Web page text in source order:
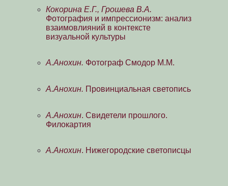
Кокорина Е.Г., Грошева В.А.
Фотография и импрессионизм: анализ
взаимовлияний в контексте
визуальной культуры
А.Анохин. Фотограф Смодор М.М.
А.Анохин. Провинциальная светопись
А.Анохин. Свидетели прошлого.
Филокартия
А.Анохин. Нижегородские светописцы